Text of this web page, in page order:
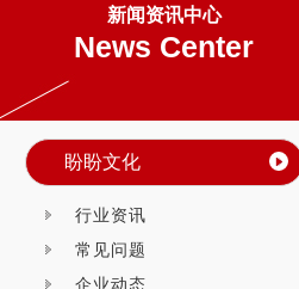
新闻资讯中心
News Center
盼盼文化
行业资讯
常见问题
企业动态